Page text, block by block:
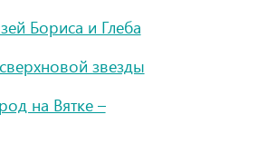
Бориса и Глеба
звезды
на Вятке –